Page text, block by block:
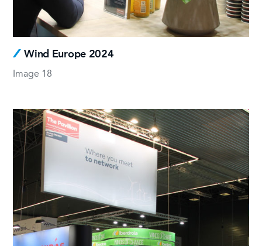
Wind Europe 2024
Image 18